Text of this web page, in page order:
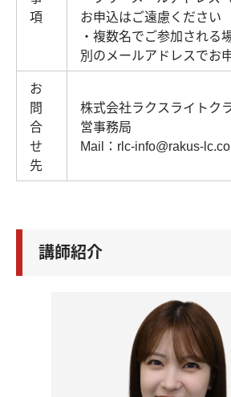
項
お申込はご遠慮ください
・複数名でご参加される
別のメールアドレスでお
お
問
合
せ
先
株式会社ラクスライトク
営事務局
Mail：rlc-info@rakus-
講師紹介